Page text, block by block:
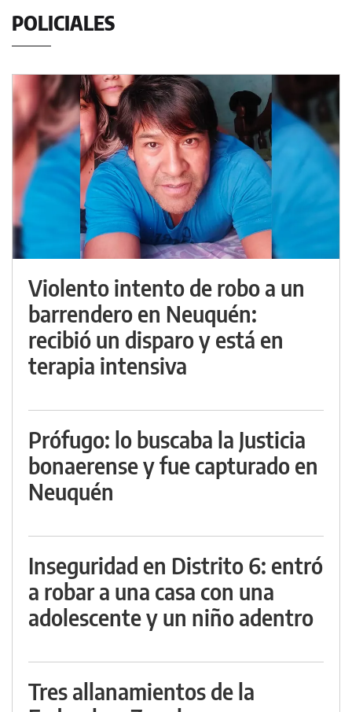
POLICIALES
Violento intento de robo a un
barrendero en Neuquén:
recibió un disparo y está en
terapia intensiva
Prófugo: lo buscaba la Justicia
bonaerense y fue capturado en
Neuquén
Inseguridad en Distrito 6: entró
a robar a una casa con una
adolescente y un niño adentro
Tres allanamientos de la